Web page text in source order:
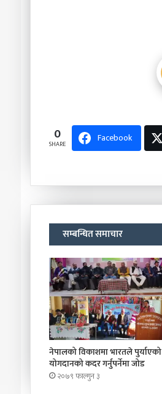
0
SHARE Facebook
सम्बन्धित समाचार
नेपालको विकाशमा भारतले पुर्याएको
योगदानको कदर गर्नुपर्नेमा जोड
२०७९ फाल्गुन ३